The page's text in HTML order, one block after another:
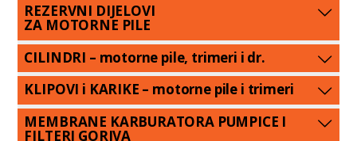
REZERVNI DIJELOVI
ZA MOTORNE PILE
CILINDRI – motorne pile, trimeri i dr.
KLIPOVI i KARIKE – motorne pile i trimeri
MEMBRANE KARBURATORA PUMPICE I
FILTERI GORIVA